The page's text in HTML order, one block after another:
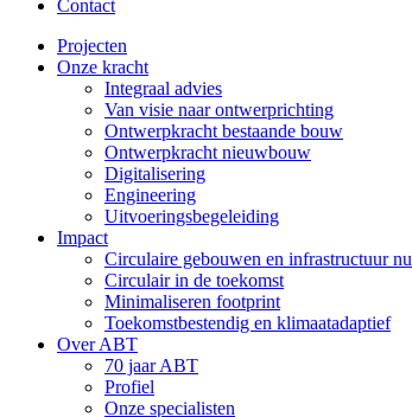
Contact
Projecten
Onze kracht
Integraal advies
Van visie naar ontwerprichting
Ontwerpkracht bestaande bouw
Ontwerpkracht nieuwbouw
Digitalisering
Engineering
Uitvoeringsbegeleiding
Impact
Circulaire gebouwen en infrastructuur nu
Circulair in de toekomst
Minimaliseren footprint
Toekomstbestendig en klimaatadaptief
Over ABT
70 jaar ABT
Profiel
Onze specialisten